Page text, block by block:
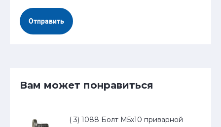
Отправить
Вам может понравиться
( 3) 1088 Болт М5х10 приварной